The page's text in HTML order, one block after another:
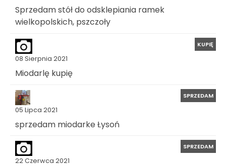
Sprzedam stół do odsklepiania ramek
wielkopolskich, pszczoły
08 Sierpnia 2021
KUPIĘ
Miodarlę kupię
05 Lipca 2021
SPRZEDAM
sprzedam miodarke Łysoń
22 Czerwca 2021
SPRZEDAM